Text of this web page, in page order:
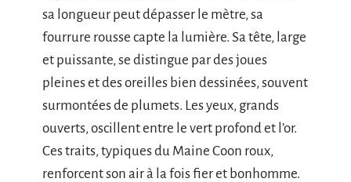
sa longueur peut dépasser le mètre, sa
fourrure rousse capte la lumière. Sa tête, large
et puissante, se distingue par des joues
pleines et des oreilles bien dessinées, souvent
surmontées de plumets. Les yeux, grands
ouverts, oscillent entre le vert profond et l’or.
Ces traits, typiques du Maine Coon roux,
renforcent son air à la fois fier et bonhomme.